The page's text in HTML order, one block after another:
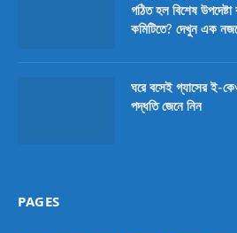
গঠিত হল বিশেষ
কমিটিতে? দেখুন এক
ঘরে বসেই গ্যাসের ই-
পদ্ধতি জেনে নিন
PAGES